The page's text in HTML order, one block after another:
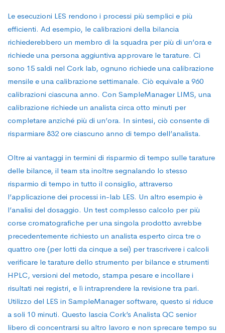
Le esecuzioni LES rendono i processi più semplici e più
efficienti. Ad esempio, le calibrazioni della bilancia
richiederebbero un membro di la squadra per più di un’ora e
richiede una persona aggiuntiva approvare le tarature. Ci
sono 15 saldi nel Cork lab, ognuno richiede una calibrazione
mensile e una calibrazione settimanale. Ciò equivale a 960
calibrazioni ciascuna anno. Con SampleManager LIMS, una
calibrazione richiede un analista circa otto minuti per
completare anziché più di un’ora. In sintesi, ciò consente di
risparmiare 832 ore ciascuno anno di tempo dell’analista.
Oltre ai vantaggi in termini di risparmio di tempo sulle tarature
delle bilance, il team sta inoltre segnalando lo stesso
risparmio di tempo in tutto il consiglio, attraverso
l’applicazione dei processi in-lab LES. Un altro esempio è
l’analisi del dosaggio. Un test complesso calcolo per più
corse cromatografiche per una singola prodotto avrebbe
precedentemente richiesto un analista esperto circa tre o
quattro ore (per lotti da cinque a sei) per trascrivere i calcoli
verificare le tarature dello strumento per bilance e strumenti
HPLC, versioni del metodo, stampa pesare e incollare i
risultati nei registri, e lì intraprendere la revisione tra pari.
Utilizzo del LES in SampleManager software, questo si riduce
a soli 10 minuti. Questo lascia Cork’s Analista QC senior
libero di concentrarsi su altro lavoro e non sprecare tempo su